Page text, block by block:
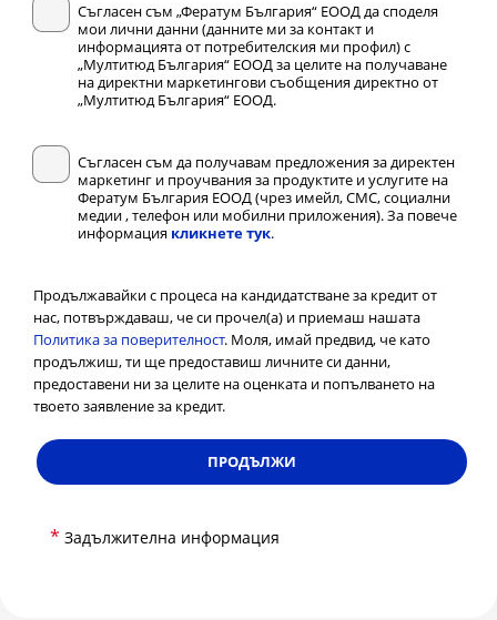
Съгласен съм „Фератум България“ ЕООД да споделя
мои лични данни (данните ми за контакт и
информацията от потребителския ми профил) с
„Мултитюд България“ ЕООД за целите на получаване
на директни маркетингови съобщения директно от
„Мултитюд България“ ЕООД.
Съгласен съм да получавам предложения за директен
маркетинг и проучвания за продуктите и услугите на
Фератум България ЕООД (чрез имейл, СМС, социални
медии , телефон или мобилни приложения). За повече
информация кликнете тук.
Продължавайки с процеса на кандидатстване за кредит от
нас, потвърждаваш, че си прочел(а) и приемаш нашата
Политика за поверителност. Моля, имай предвид, че като
продължиш, ти ще предоставиш личните си данни,
предоставени ни за целите на оценката и попълването на
твоето заявление за кредит.
ПРОДЪЛЖИ
* Задължителна информация